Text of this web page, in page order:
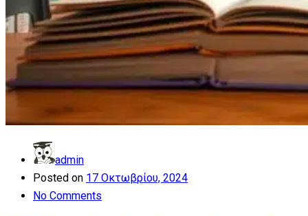
admin
Posted on 17 Οκτωβρίου, 2024
No Comments